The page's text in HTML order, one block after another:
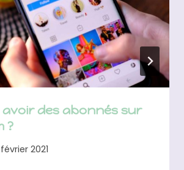
avoir des abonnés sur
?
2021